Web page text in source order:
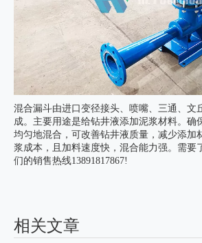
混合漏斗由进口变径接头、喷嘴、三通、文
成。主要用途是给钻井液添加泥浆材料。确
均匀地混合，可改善钻井液质量，减少添加
浆成本，且加料速度快，混合能力强。需要
们的销售热线13891817867!
相关文章